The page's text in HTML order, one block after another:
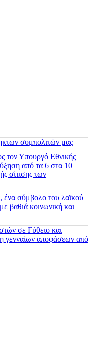
συμπολιτών μας
τον Υπουργό Εθνικής
από τα 6 στα 10
σίτισης των
ένα σύμβολο του λαϊκού
βαθιά κοινωνική και
σε Γύθειο και
γενναίων αποφάσεων από